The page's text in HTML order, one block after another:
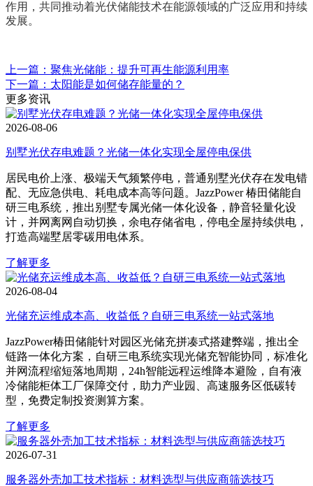
作用，共同推动着光伏储能技术在能源领域的广泛应用和持续
发展。
上一篇：聚焦光储能：提升可再生能源利用率
下一篇：太阳能是如何储存能量的？
更多资讯
2026-08-06
别墅光伏存电难题？光储一体化实现全屋停电保供
居民电价上涨、极端天气频繁停电，普通别墅光伏存在发电错
配、无应急供电、耗电成本高等问题。JazzPower 椿田储能自
研三电系统，推出别墅专属光储一体化设备，静音轻量化设
计，并网离网自动切换，余电存储省电，停电全屋持续供电，
打造高端墅居零碳用电体系。
了解更多
2026-08-04
光储充运维成本高、收益低？自研三电系统一站式落地
JazzPower椿田储能针对园区光储充拼凑式搭建弊端，推出全
链路一体化方案，自研三电系统实现光储充智能协同，标准化
并网流程缩短落地周期，24h智能远程运维降本避险，自有液
冷储能柜体工厂保障交付，助力产业园、高速服务区低碳转
型，免费定制投资测算方案。
了解更多
2026-07-31
服务器外壳加工技术指标：材料选型与供应商筛选技巧